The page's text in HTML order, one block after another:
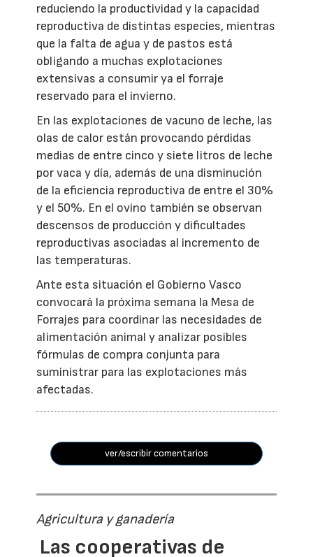
reduciendo la productividad y la capacidad
reproductiva de distintas especies, mientras
que la falta de agua y de pastos está
obligando a muchas explotaciones
extensivas a consumir ya el forraje
reservado para el invierno.
En las explotaciones de vacuno de leche, las
olas de calor están provocando pérdidas
medias de entre cinco y siete litros de leche
por vaca y día, además de una disminución
de la eficiencia reproductiva de entre el 30%
y el 50%. En el ovino también se observan
descensos de producción y dificultades
reproductivas asociadas al incremento de
las temperaturas.
Ante esta situación el Gobierno Vasco
convocará la próxima semana la Mesa de
Forrajes para coordinar las necesidades de
alimentación animal y analizar posibles
fórmulas de compra conjunta para
suministrar para las explotaciones más
afectadas.
ver/escribir comentarios
Agricultura y ganadería
Las cooperativas de